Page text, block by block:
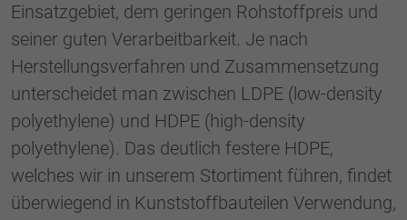
Einsatzgebiet, dem geringen Rohstoffpreis und
seiner guten Verarbeitbarkeit. Je nach
Herstellungsverfahren und Zusammensetzung
unterscheidet man zwischen LDPE (low-density
polyethylene) und HDPE (high-density
polyethylene). Das deutlich festere HDPE,
welches wir in unserem Stortiment führen, findet
überwiegend in Kunststoffbauteilen Verwendung,